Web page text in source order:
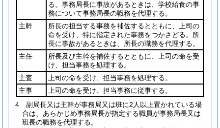
る。事務局長に事故があるときは、学校給食の事
務について事務局長の職務を代理する。
主幹
所長の担当する事務を補佐するとともに、上司の
命を受け、特に指定された事務をつかさどる。所
長に事故があるときは、所長の職務を代理する。
主任
所長及び主幹を補佐するとともに、上司の命を受
け、担当事務を処理する。
主査
上司の命を受け、担当事務を処理する。
主事
上司の命を受け、担当事務に従事する。
4
副局長又は主幹が事務局又は班に2人以上置かれている場
合は、あらかじめ事務局長が指定する職員が事務局長又は
班長の職務を代理する。